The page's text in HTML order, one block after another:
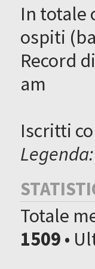
In totale
ospiti
Record
am
Iscritti
Legenda:
Totale
1509•